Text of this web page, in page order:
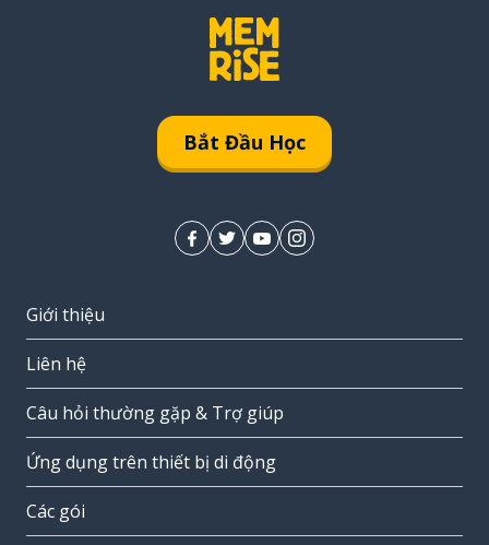
Bắt Đầu Học
Giới thiệu
Liên hệ
Câu hỏi thường gặp & Trợ giúp
Ứng dụng trên thiết bị di động
Các gói